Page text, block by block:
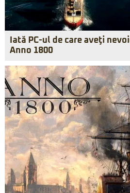
Iată PC-ul de care aveţi
Anno 1800